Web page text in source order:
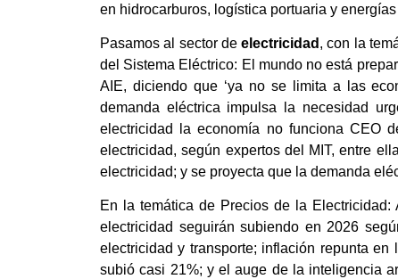
en hidrocarburos, logística portuaria y
Pasamos al sector deelectricidad , con la
del Sistema Eléctrico: El mundo no está
AIE, diciendo que ‘ya no se limita a las
demanda eléctrica impulsa la necesidad
electricidad la economía no funciona CEO
electricidad, según expertos del MIT, entre
electricidad; y se proyecta que la demanda
En la temática de Precios de la
electricidad seguirán subiendo en 2026
electricidad y transporte; inflación repunta
subió casi 21%; y el auge de la inteligencia